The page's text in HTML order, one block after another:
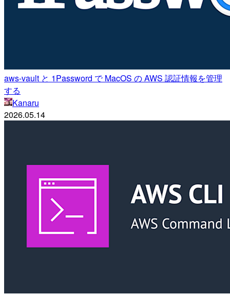
aws-vault と 1Password で MacOS の AWS 認証情報を管理
する
Kanaru
2026.05.14